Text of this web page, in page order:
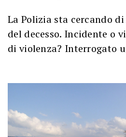
La Polizia sta cercando
del decesso. Incidente o
di violenza? Interrogato